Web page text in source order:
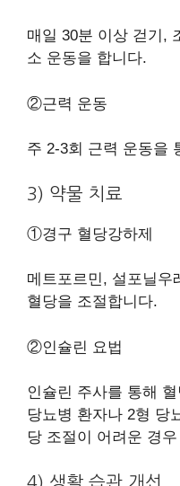
매일 30분 이상 걷기,
소 운동을 합니다.
②근력 운동
주 2-3회 근력 운동을
3) 약물 치료
①경구 혈당강하제
메트포르민, 설포닐우
혈당을 조절합니다.
②인슐린 요법
인슐린 주사를 통해
당뇨병 환자나 2형 당
당 조절이 어려운 경
4) 생활 습관 개선